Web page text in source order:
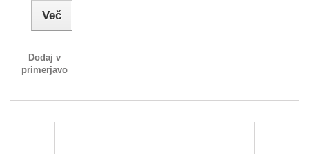
Več
Dodaj v
primerjavo